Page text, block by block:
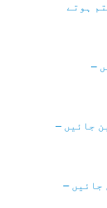
ہوتے
–
جائیں –
جائیں –